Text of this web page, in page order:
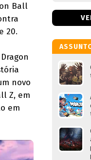
Ball
20.
novo
Z, em
em